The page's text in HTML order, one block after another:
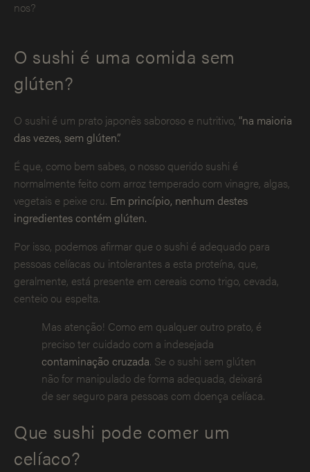
nos?
O sushi é uma comida sem
glúten?
O sushi é um prato japonês saboroso e nutritivo, “na maioria
das vezes, sem glúten”.
É que, como bem sabes, o nosso querido sushi é
normalmente feito com arroz temperado com vinagre, algas,
vegetais e peixe cru. Em princípio, nenhum destes
ingredientes contém glúten.
Por isso, podemos afirmar que o sushi é adequado para
pessoas celíacas ou intolerantes a esta proteína, que,
geralmente, está presente em cereais como trigo, cevada,
centeio ou espelta.
Mas atenção! Como em qualquer outro prato, é
preciso ter cuidado com a indesejada
contaminação cruzada. Se o sushi sem glúten
não for manipulado de forma adequada, deixará
de ser seguro para pessoas com doença celíaca.
Que sushi pode comer um
celíaco?